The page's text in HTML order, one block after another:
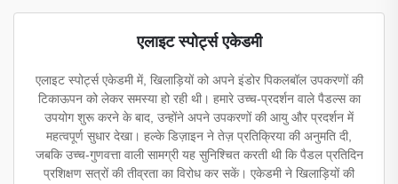
एलाइट स्पोर्ट्स एकेडमी
एलाइट स्पोर्ट्स एकेडमी में, खिलाड़ियों को अपने इंडोर पिकलबॉल उपकरणों की
टिकाऊपन को लेकर समस्या हो रही थी। हमारे उच्च-प्रदर्शन वाले पैडल्स का
उपयोग शुरू करने के बाद, उन्होंने अपने उपकरणों की आयु और प्रदर्शन में
महत्वपूर्ण सुधार देखा। हल्के डिज़ाइन ने तेज़ प्रतिक्रिया की अनुमति दी,
जबकि उच्च-गुणवत्ता वाली सामग्री यह सुनिश्चित करती थी कि पैडल प्रतिदिन
प्रशिक्षण सत्रों की तीव्रता का विरोध कर सकें। एकेडमी ने खिलाड़ियों की